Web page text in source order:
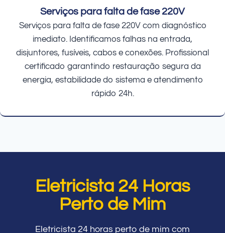
Serviços para falta de fase 220V
Serviços para falta de fase 220V com diagnóstico
imediato. Identificamos falhas na entrada,
disjuntores, fusíveis, cabos e conexões. Profissional
certificado garantindo restauração segura da
energia, estabilidade do sistema e atendimento
rápido 24h.
Eletricista 24 Horas
Perto de Mim
Eletricista 24 horas perto de mim com